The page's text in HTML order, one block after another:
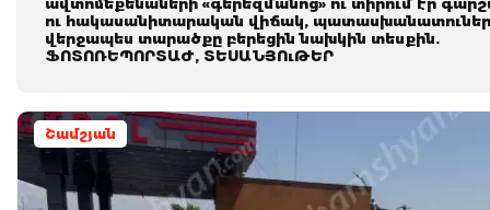
ու հակասանիտարական վիճակ,
վերջապես տարածքը բերեցին նախկին տեսքին.
ՖՈՏՈՌԵՊՈՐՏԱԺ, ՏԵՍԱՆՅՈւԹԵՐ
Շամշյան